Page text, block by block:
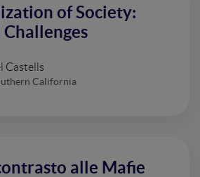
of Society:
Challenges
Castells
California
alle Mafie